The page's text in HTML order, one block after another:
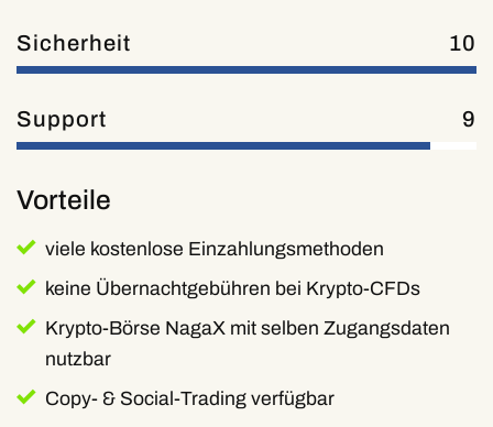
Sicherheit 10
Support 9
Vorteile
viele kostenlose Einzahlungsmethoden
keine Übernachtgebühren bei Krypto-CFDs
Krypto-Börse NagaX mit selben Zugangsdaten
nutzbar
Copy- & Social-Trading verfügbar